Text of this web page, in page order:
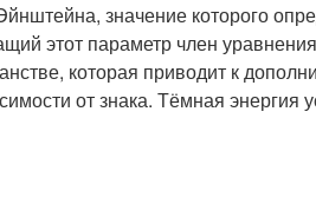
значение которого
этот параметр член
которая приводит к
от знака. Тёмная энергия